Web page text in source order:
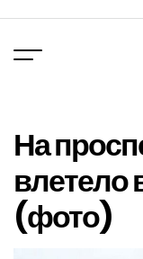
вмісту
На
влетело
(фото)